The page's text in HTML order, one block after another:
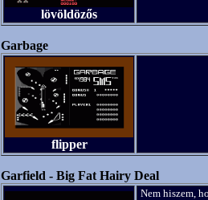
lövöldözős
Garbage
flipper
Garfield - Big Fat Hairy Deal
Nem hiszem,